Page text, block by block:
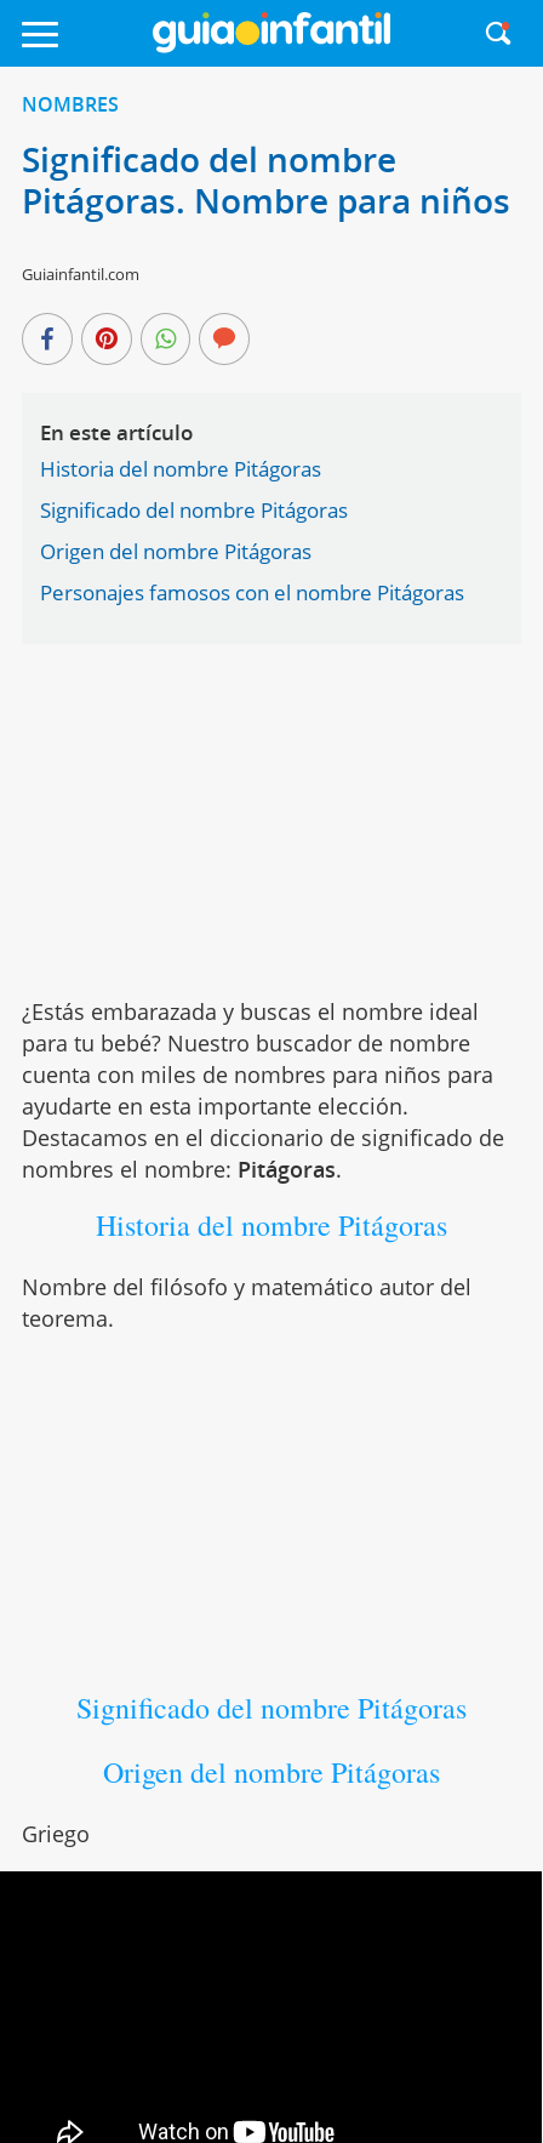
NOMBRES
Significado del nombre
Pitágoras. Nombre para niños
Guiainfantil.com
En este artículo
Historia del nombre Pitágoras
Significado del nombre Pitágoras
Origen del nombre Pitágoras
Personajes famosos con el nombre Pitágoras
¿Estás embarazada y buscas el nombre ideal
para tu bebé? Nuestro buscador de nombre
cuenta con miles de nombres para niños para
ayudarte en esta importante elección.
Destacamos en el diccionario de significado de
nombres el nombre: Pitágoras.
Historia del nombre Pitágoras
Nombre del filósofo y matemático autor del
teorema.
Significado del nombre Pitágoras
Origen del nombre Pitágoras
Griego